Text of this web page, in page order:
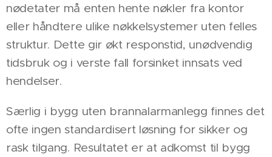
nødetater må enten hente nøkler fra kontor
eller håndtere ulike nøkkelsystemer uten felles
struktur. Dette gir økt responstid, unødvendig
tidsbruk og i verste fall forsinket innsats ved
hendelser.
Særlig i bygg uten brannalarmanlegg finnes det
ofte ingen standardisert løsning for sikker og
rask tilgang. Resultatet er at adkomst til bygg